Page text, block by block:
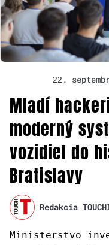
22.
Mladí
moderný
vozidiel do
Bratislavy
Redakcia
Ministerstvo